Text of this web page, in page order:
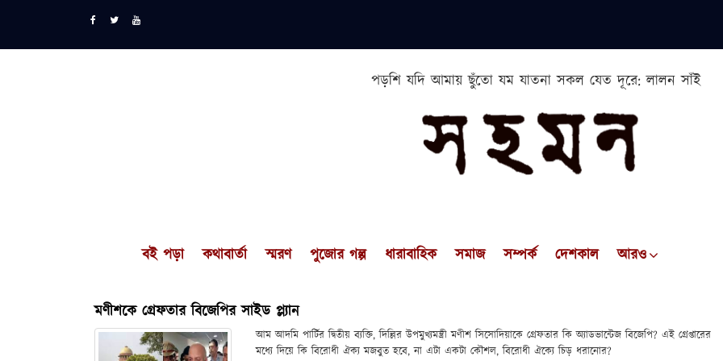
পড়শি যদি আমায় ছুঁতো যম যাতনা সকল যেত দূরে: লালন সাঁই
বই পড়া কথাবার্তা স্মরণ পুজোর গল্প ধারাবাহিক সমাজ সম্পর্ক দেশকাল আরও
মণীশকে গ্রেফতার বিজেপির সাইড প্ল্যান
আম আদমি পার্টির দ্বিতীয় ব্যক্তি, দিল্লির উপমুখ্যমন্ত্রী মণীশ সিসোদিয়াকে গ্রেফতার কি অ্যাডভান্টেজ বিজেপি? এই গ্রেপ্তারের
মধ্যে দিয়ে কি বিরোধী ঐক্য মজবুত হবে, না এটা একটা কৌশল, বিরোধী ঐক্যে চিড় ধরানোর?